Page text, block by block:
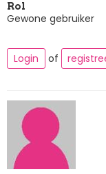
Rol
Gewone gebruiker
Login of